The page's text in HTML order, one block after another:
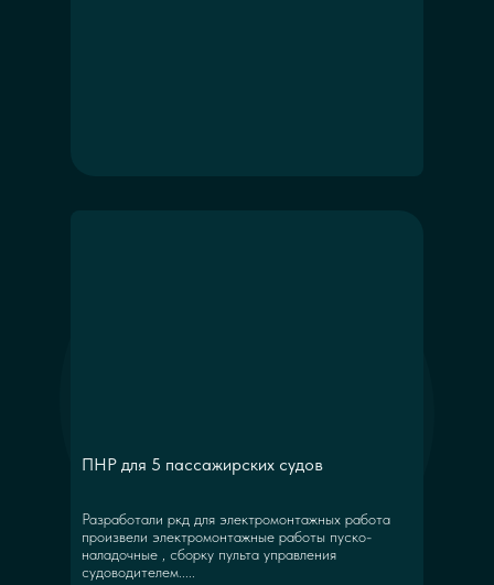
Разработали ркд для электромонтажных работа
произвели электромонтажные работы пуско-
наладочные , сборку пульта управления
судоводителем.....
ПНР для 5 пассажирских судов